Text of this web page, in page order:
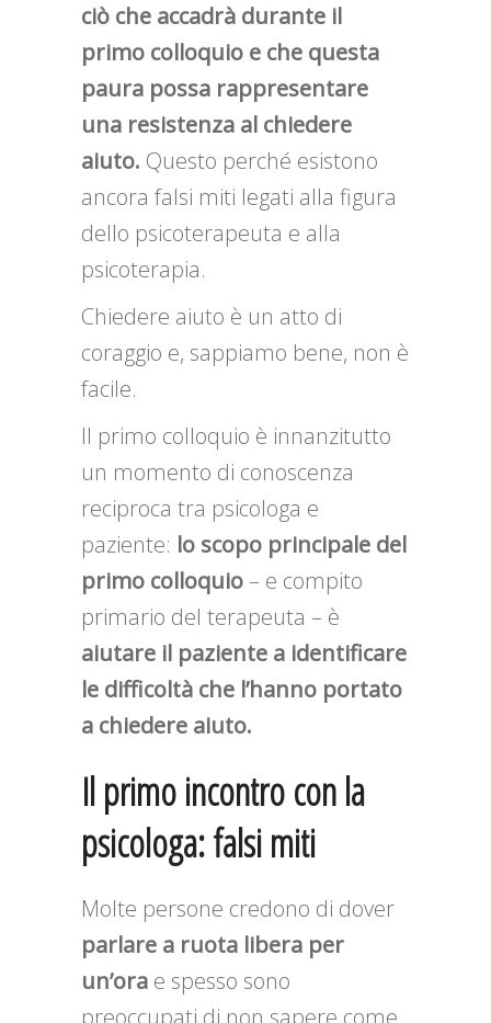
ciò che accadrà durante il
primo colloquio e che questa
paura possa rappresentare
una resistenza al chiedere
aiuto. Questo perché esistono
ancora falsi miti legati alla figura
dello psicoterapeuta e alla
psicoterapia.
Chiedere aiuto è un atto di
coraggio e, sappiamo bene, non è
facile.
Il primo colloquio è innanzitutto
un momento di conoscenza
reciproca tra psicologa e
paziente: lo scopo principale del
primo colloquio– e compito
primario del terapeuta – è
aiutare il paziente a identificare
le difficoltà che l’hanno portato
a chiedere aiuto.
Il primo incontro con la
psicologa: falsi miti
Molte persone credono di dover
parlare a ruota libera per
un’ora e spesso sono